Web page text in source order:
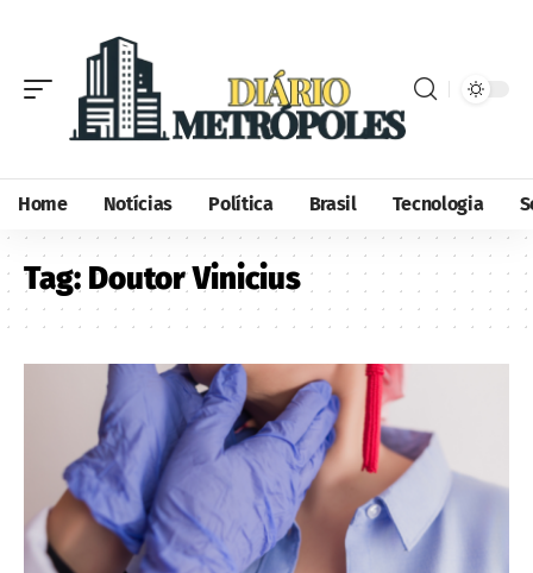
Home Notícias Política Brasil Tecnologia
Tag: Doutor Vinicius